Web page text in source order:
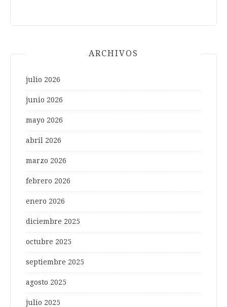
ARCHIVOS
julio 2026
junio 2026
mayo 2026
abril 2026
marzo 2026
febrero 2026
enero 2026
diciembre 2025
octubre 2025
septiembre 2025
agosto 2025
julio 2025